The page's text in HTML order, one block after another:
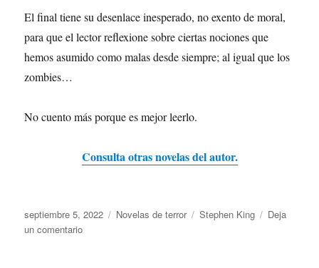
El final tiene su desenlace inesperado, no exento de moral,
para que el lector reflexione sobre ciertas nociones que
hemos asumido como malas desde siempre; al igual que los
zombies…
No cuento más porque es mejor leerlo.
Consulta otras novelas del autor.
Publicado
el
septiembre 5, 2022 Categorías
Novelas de terror Etiquetas
Stephen King
Deja
un comentarioen